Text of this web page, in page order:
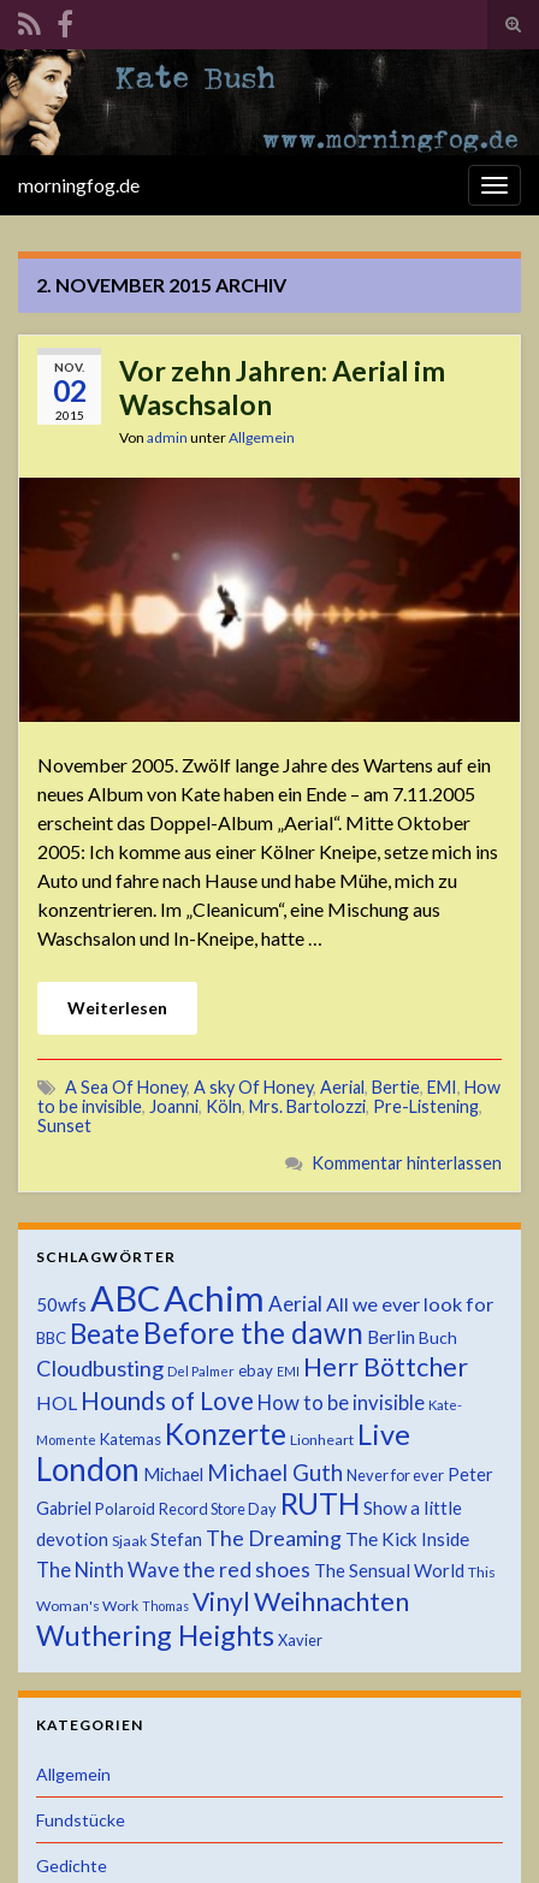
Search for:
morningfog.de
2. NOVEMBER 2015 ARCHIV
NOV.
02
2015
Vor zehn Jahren: Aerial im
Waschsalon
Von admin unterAllgemein
November 2005. Zwölf lange Jahre des Wartens auf ein
neues Album von Kate haben ein Ende – am 7.11.2005
erscheint das Doppel-Album „Aerial“. Mitte Oktober
2005: Ich komme aus einer Kölner Kneipe, setze mich ins
Auto und fahre nach Hause und habe Mühe, mich zu
konzentrieren. Im „Cleanicum“, eine Mischung aus
Waschsalon und In-Kneipe, hatte …
Weiterlesen
A Sea Of Honey, A sky Of Honey, Aerial, Bertie, EMI, How
to be invisible, Joanni, Köln, Mrs. Bartolozzi, Pre-Listening,
Sunset
Kommentar hinterlassen
SCHLAGWÖRTER
50wfs ABCAchim Aerial All we ever look for
BBC Beate Before the dawn Berlin Buch
Cloudbusting Del Palmer ebay EMI Herr Böttcher
HOL Hounds of Love How to be invisible Kate-
Momente Katemas Konzerte Lionheart Live
London Michael Michael Guth Never for ever Peter
Gabriel Polaroid Record Store Day RUTH Show a little
devotion Sjaak Stefan The Dreaming The Kick Inside
The Ninth Wavethe red shoes The Sensual World This
Woman's Work Thomas VinylWeihnachten
Wuthering Heights Xavier
KATEGORIEN
Allgemein
Fundstücke
Gedichte